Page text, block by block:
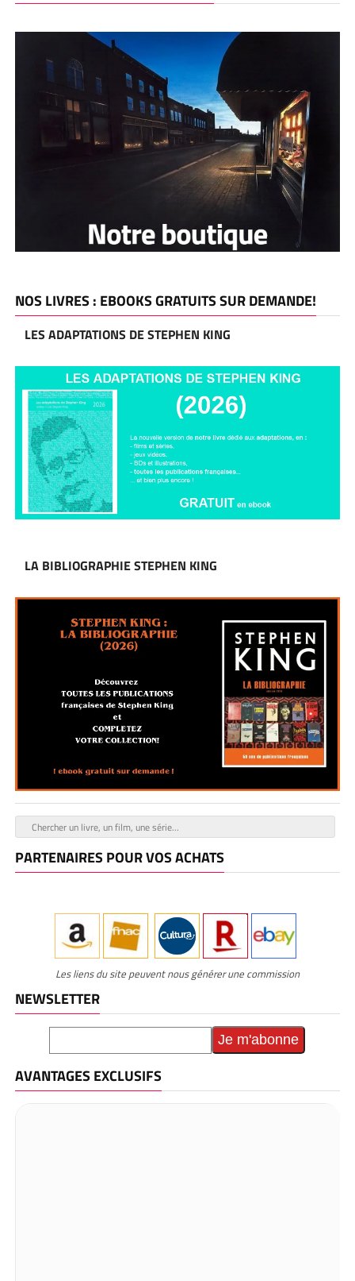
NOS LIVRES : EBOOKS GRATUITS SUR DEMANDE!
LES ADAPTATIONS DE STEPHEN KING
LA BIBLIOGRAPHIE STEPHEN KING
PARTENAIRES POUR VOS ACHATS
Les liens du site peuvent nous générer une commission
NEWSLETTER
AVANTAGES EXCLUSIFS